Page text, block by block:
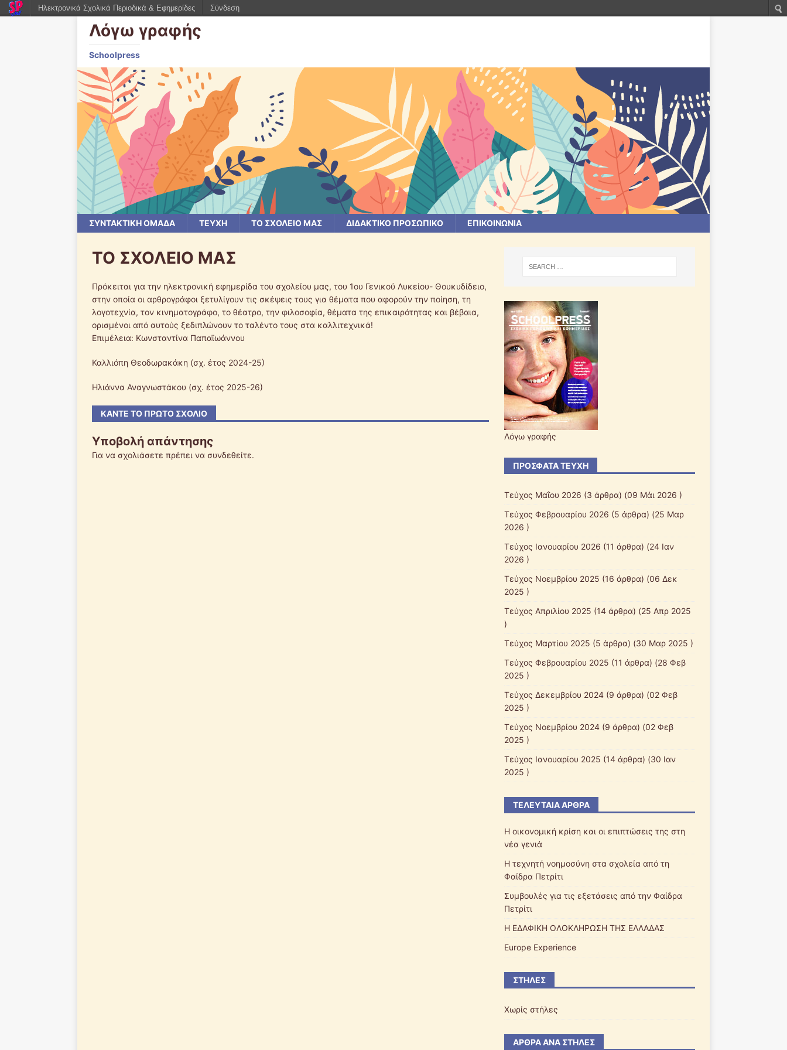
Λόγω γραφής
Schoolpress
ΣΥΝΤΑΚΤΙΚΗ ΟΜΑΔΑ ΤΕΥΧΗ ΤΟ ΣΧΟΛΕΙΟ ΜΑΣ ΔΙΔΑΚΤΙΚΟ ΠΡΟΣΩΠΙΚΟ ΕΠΙΚΟΙΝΩΝΙΑ
ΤΟ ΣΧΟΛΕΙΟ ΜΑΣ
Πρόκειται για την ηλεκτρονική εφημερίδα του σχολείου μας, του 1ου Γενικού Λυκείου- Θουκυδίδειο,
στην οποία οι αρθρογράφοι ξετυλίγουν τις σκέψεις τους για θέματα που αφορούν την ποίηση, τη
λογοτεχνία, τον κινηματογράφο, το θέατρο, την φιλοσοφία, θέματα της επικαιρότητας και βέβαια,
ορισμένοι από αυτούς ξεδιπλώνουν το ταλέντο τους στα καλλιτεχνικά!
Επιμέλεια: Κωνσταντίνα Παπαϊωάννου
Καλλιόπη Θεοδωρακάκη (σχ. έτος 2024-25)
Ηλιάννα Αναγνωστάκου (σχ. έτος 2025-26)
ΚΆΝΤΕ ΤΟ ΠΡΏΤΟ ΣΧΌΛΙΟ
Υποβολή απάντησης
Για να σχολιάσετε πρέπει να συνδεθείτε.
Λόγω γραφής
ΠΡΌΣΦΑΤΑ ΤΕΎΧΗ
Τεύχος Μαΐου 2026 (3 άρθρα) (09 Μάι 2026 )
Τεύχος Φεβρουαρίου 2026 (5 άρθρα) (25 Μαρ
2026 )
Τεύχος Ιανουαρίου 2026 (11 άρθρα) (24 Ιαν
2026 )
Τεύχος Νοεμβρίου 2025 (16 άρθρα) (06 Δεκ
2025 )
Τεύχος Απριλίου 2025 (14 άρθρα) (25 Απρ 2025
)
Τεύχος Μαρτίου 2025 (5 άρθρα) (30 Μαρ 2025 )
Τεύχος Φεβρουαρίου 2025 (11 άρθρα) (28 Φεβ
2025 )
Τεύχος Δεκεμβρίου 2024(9 άρθρα) (02 Φεβ
2025 )
Τεύχος Νοεμβρίου 2024(9 άρθρα) (02 Φεβ
2025 )
Τεύχος Ιανουαρίου 2025 (14 άρθρα) (30 Ιαν
2025 )
ΤΕΛΕΥΤΑΊΑ ΆΡΘΡΑ
Η οικονομική κρίση και οι επιπτώσεις της στη
νέα γενιά
Η τεχνητή νοημοσύνη στα σχολεία από τη
Φαίδρα Πετρίτι
Συμβουλές για τις εξετάσεις από την Φαίδρα
Πετρίτι
Η ΕΔΑΦΙΚΗ ΟΛΟΚΛΗΡΩΣΗ ΤΗΣ ΕΛΛΑΔΑΣ
Europe Experience
ΣΤΉΛΕΣ
Χωρίς στήλες
ΆΡΘΡΑ ΑΝΆ ΣΤΉΛΕΣ
Ηλεκτρονικά Σχολικά Περιοδικά & Εφημερίδες Σύνδεση